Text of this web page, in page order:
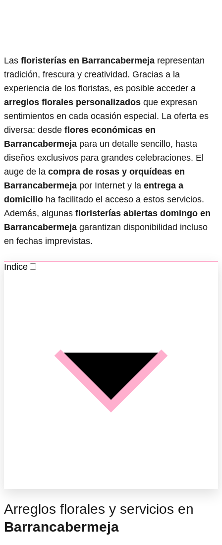
Las floristerías en Barrancabermeja representan
tradición, frescura y creatividad. Gracias a la
experiencia de los floristas, es posible acceder a
arreglos florales personalizados que expresan
sentimientos en cada ocasión especial. La oferta es
diversa: desde flores económicas en
Barrancabermeja para un detalle sencillo, hasta
diseños exclusivos para grandes celebraciones. El
auge de la compra de rosas y orquídeas en
Barrancabermeja por Internet y la entrega a
domicilio ha facilitado el acceso a estos servicios.
Además, algunas floristerías abiertas domingo en
Barrancabermeja garantizan disponibilidad incluso
en fechas imprevistas.
Indice
Arreglos florales y servicios en
Barrancabermeja